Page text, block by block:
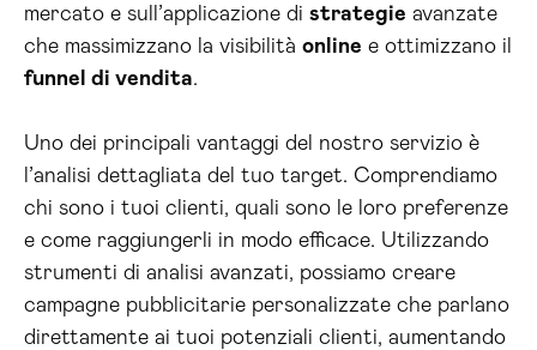
mercato e sull’applicazione di strategie avanzate
che massimizzano la visibilità online e ottimizzano il
funnel di vendita.
Uno dei principali vantaggi del nostro servizio è
l’analisi dettagliata del tuo target. Comprendiamo
chi sono i tuoi clienti, quali sono le loro preferenze
e come raggiungerli in modo efficace. Utilizzando
strumenti di analisi avanzati, possiamo creare
campagne pubblicitarie personalizzate che parlano
direttamente ai tuoi potenziali clienti, aumentando